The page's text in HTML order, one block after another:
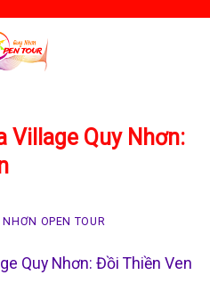
Village Quy Nhơn:
NHƠN OPEN TOUR